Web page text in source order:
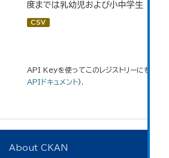
度までは乳幼児および小中学生
CSV
API Keyを使ってこのレジストリーにもアク
APIドキュメント).
About CKAN